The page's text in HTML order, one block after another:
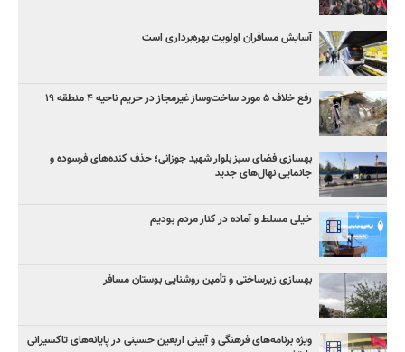
آسایش مسافران اولویت بهره‌برداری است
رفع خلاف ۵ مورد ساخت‌وساز غیرمجاز در حریم ناحیه ۴ منطقه ۱۹
بهسازی فضای سبز بلوار شهید جوزانی؛ حذف کنده‌های فرسوده و
جانمایی نهال‌های جدید
خیلی مسلط و آماده در کنار مردم بودیم
بهسازی زیرساختی و تأمین روشنایی بوستان مسافر
ویژه برنامه‌های فرهنگی و آیینی اربعین حسینی در پایانه‌های تاکسیرانی